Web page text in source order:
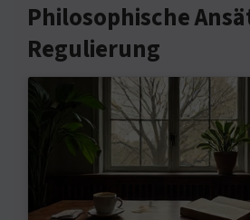
Philosophische
Regulierung